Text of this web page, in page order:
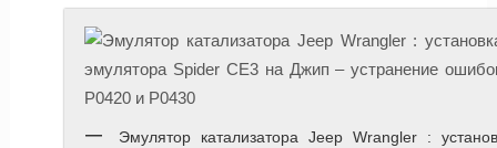
Эмулятор катализатора Jeep Wrangler :